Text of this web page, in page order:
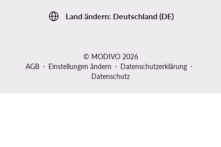
Land ändern: Deutschland (DE)
© MODIVO 2026
AGB
Einstellungen ändern
Datenschutzerklärung
Datenschutz